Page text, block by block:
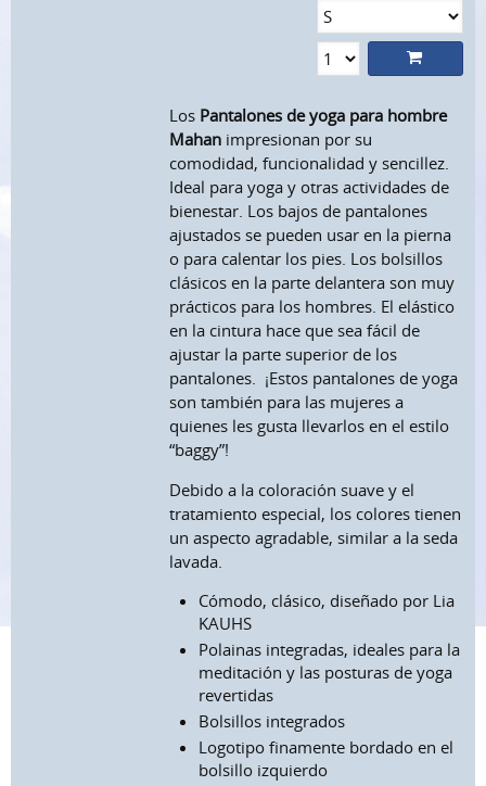
Los Pantalones de yoga para hombre
Mahan impresionan por su
comodidad, funcionalidad y sencillez.
Ideal para yoga y otras actividades de
bienestar. Los bajos de pantalones
ajustados se pueden usar en la pierna
o para calentar los pies. Los bolsillos
clásicos en la parte delantera son muy
prácticos para los hombres. El elástico
en la cintura hace que sea fácil de
ajustar la parte superior de los
pantalones. ¡Estos pantalones de yoga
son también para las mujeres a
quienes les gusta llevarlos en el estilo
“baggy”!
Debido a la coloración suave y el
tratamiento especial, los colores tienen
un aspecto agradable, similar a la seda
lavada.
Cómodo, clásico, diseñado por Lia
KAUHS
Polainas integradas, ideales para la
meditación y las posturas de yoga
revertidas
Bolsillos integrados
Logotipo finamente bordado en el
bolsillo izquierdo